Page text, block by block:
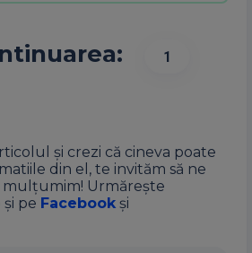
1
și crezi că cineva poate
din el, te invităm să ne
mulțumim! Urmărește
pe Facebook și